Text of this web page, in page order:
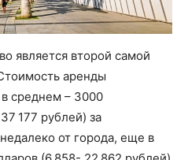
является второй самой
аренды
в среднем – 3000
177 рублей) за
от города, еще в